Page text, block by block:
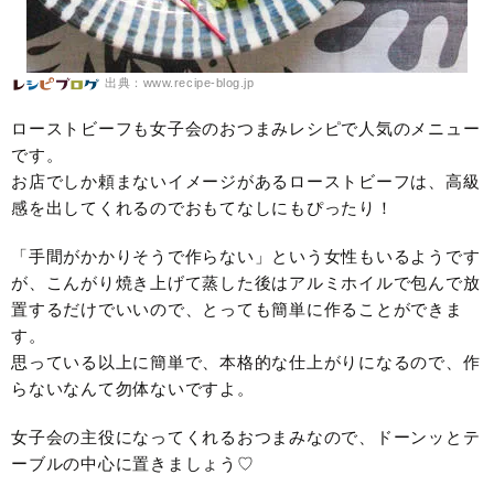
出典：www.recipe-blog.jp
ローストビーフも女子会のおつまみレシピで人気のメニュー
です。
お店でしか頼まないイメージがあるローストビーフは、高級
感を出してくれるのでおもてなしにもぴったり！
「手間がかかりそうで作らない」という女性もいるようです
が、こんがり焼き上げて蒸した後はアルミホイルで包んで放
置するだけでいいので、とっても簡単に作ることができま
す。
思っている以上に簡単で、本格的な仕上がりになるので、作
らないなんて勿体ないですよ。
女子会の主役になってくれるおつまみなので、ドーンッとテ
ーブルの中心に置きましょう♡